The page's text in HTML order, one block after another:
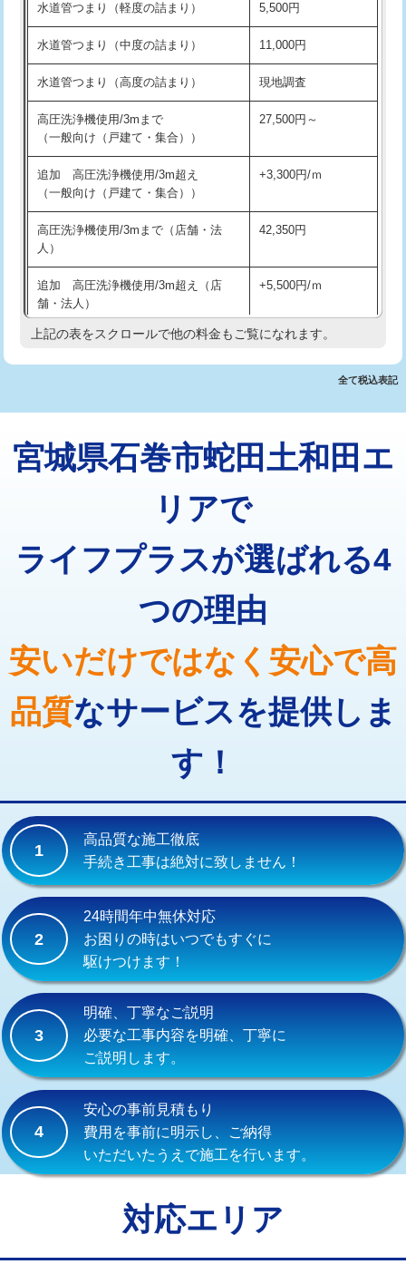
洗面台設置 38,500円
化粧台設置 22,000円
追加人工 16,500円
廃棄・処分 現場見積
※給水管工事は20mmまでの価格です。
交換・取付(排水栓・排水トラップ
22,000円+材料費
持込商品取付（混合水栓）
持込商品取付（浄水器・分岐水栓） 16,500円
業）
排水管工事（追加 排水管工事/3ｍ超
え）
マス交換（土の掘削・埋め戻し作業） 11,000円~
マス交換（深さ50㎝以上） 66,000円
コンクリート斫り（厚さ10㎝超え）
モルタル補修（厚さ10㎝まで） 27,500円
16,500円
廃棄・処分 現場見積
水道管つまり（軽度の詰まり） 5,500円
水道管つまり（中度の詰まり） 11,000円
水道管つまり（高度の詰まり） 現地調査
高圧洗浄機使用/3mまで
（一般向け（戸建て・集合））
27,500円～
追加 高圧洗浄機使用/3m超え
（一般向け（戸建て・集合））
+3,300円/ｍ
高圧洗浄機使用/3mまで（店舗・法
人）
42,350円
追加 高圧洗浄機使用/3m超え（店
舗・法人）
+5,500円/ｍ
高度高圧洗浄換 現地調査
トーラー機使用/3mまで 33,000円
追加トーラー機使用/3m超え +3,300円
止水・漏水調査・防水処理・清掃・修
11,000円
止水・漏水調査・防水処理・清掃・修
22,000円
止水・漏水調査・防水処理・清掃・修
理・調整・分解・加工など（重作業）
33,000円
その他部品の脱着 8,800円～
交換・取付(単水栓（壁付・デッキ
式）)
13,200円+材料費
交換・取付(混合水栓（壁付・デッキ
式・ワンホール）)
16,500円+材料費
交換・取付(排水栓・排水トラップ
（P/S/ポップアップ））
交換・取付（その他部品）
持込商品取付（単水栓）
持込商品取付（混合水栓） 16,500円
持込商品取付（浄水器・分岐水栓） 16,500円
給水管工事※（ホール加工)
給水管工事※（バンド止め) 3,300円
給水管工事※（保温材使用（バンド止
5,500円
上記の表をスクロールで他の料金もご覧になれます。
全て税込表記
宮城県石巻市蛇田土和田エ
リアで
ライフプラスが選ばれる4
つの理由
安いだけではなく安心で高
品質なサービスを提供しま
す！
1
高品質な施工徹底
手続き工事は絶対に致しません！
2
24時間年中無休対応
お困りの時はいつでもすぐに
駆けつけます！
3
明確、丁寧なご説明
必要な工事内容を明確、丁寧に
ご説明します。
4
安心の事前見積もり
費用を事前に明示し、ご納得
いただいたうえで施工を行います。
対応エリア